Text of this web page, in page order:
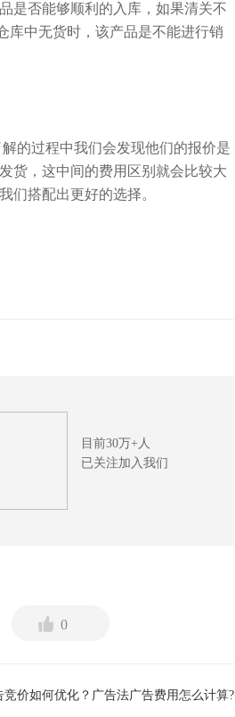
是否能够顺利的入库，如果清关不
库中无货时，该产品是不能进行销
的过程中我们会发现他们的报价是
货，这中间的费用区别就会比较大
们搭配出更好的选择。
目前30万+人
已关注加入我们
0
竞价如何优化？广告法广告费用怎么计算?